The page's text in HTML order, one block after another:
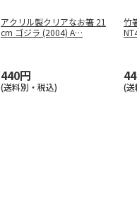
アクリル製クリアなお箸 21
cm ゴジラ (2004) A…
440円
(送料別・税込)
竹
(送